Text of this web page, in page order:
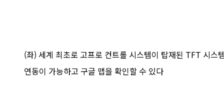
(좌) 세계 최초로 고프로 컨트롤 시스템이 탑재된 TFT 시
연동이 가능하고 구글 맵을 확인할 수 있다